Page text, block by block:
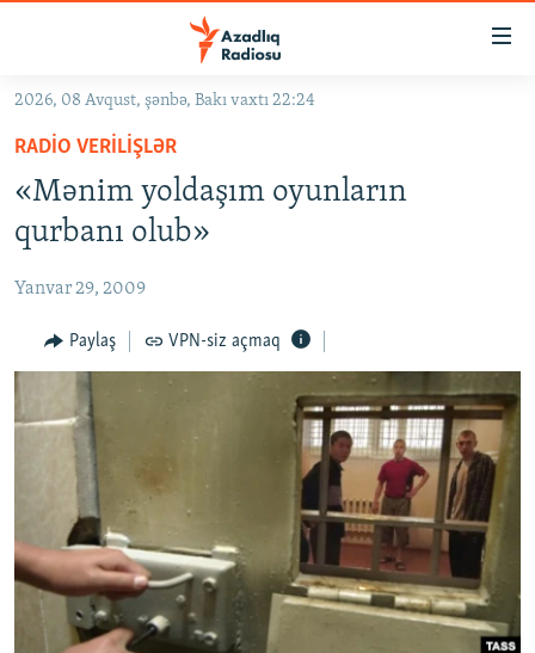
Əsas
qayıt
Əsas
naviqasiyaya
qayıt
GÜNDƏM
KORRUPSIOMETR
#ƏSLINDƏ
FƏRQƏ BAX
QANUNI DOĞRU
ARAŞDIRMA
MULTIMEDIA
FOTOQALEREYA
İNFOQRAFIKA
KARIKATURA
RADIO ARXIV
OXU ZALI
AZƏRBAYCAN ƏDƏBIYYATI KITABXANASI
İSLAM VƏ DEMOKRATIYA
İZ - MƏDƏNIYYƏT PROQRAMI
HAQQIMIZDA
MISSIYAMIZ
PEŞƏ ETIKASI VƏ JURNALISTIKA STANDARTLARIMIZ
MATERIALLARIMIZDAN ISTIFADƏ
BIZI IZLƏ
2026, 08 Avqust, şənbə, Bakı vaxtı 22:24
RADIO VERILIŞLƏR
«Mənim yoldaşım oyunların
qurbanı olub»
Yanvar 29, 2009
Paylaş VPN-siz açmaq